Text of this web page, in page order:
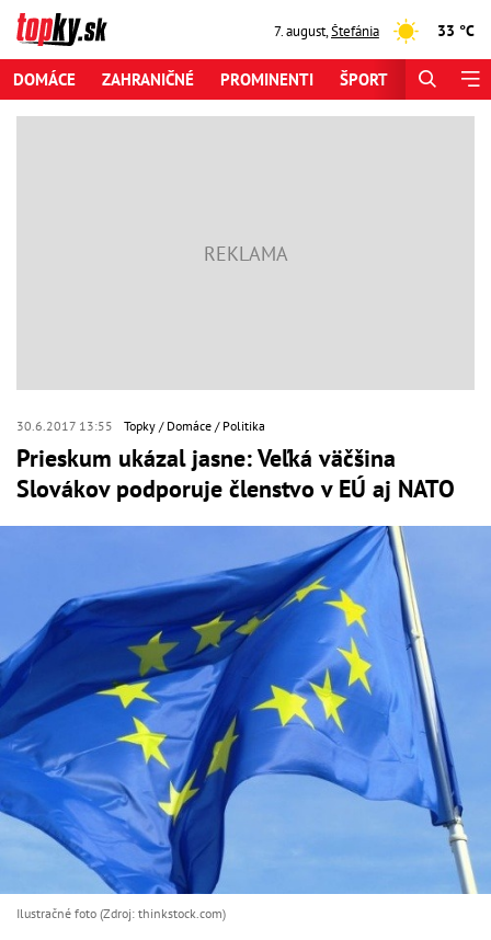
7. august,Štefánia 33 °C
DOMÁCE ZAHRANIČNÉ PROMINENTI ŠPORT
30.6.2017 13:55 Topky Domáce Politika
Prieskum ukázal jasne: Veľká väčšina
Slovákov podporuje členstvo v EÚ aj NATO
Ilustračné foto (Zdroj: thinkstock.com)